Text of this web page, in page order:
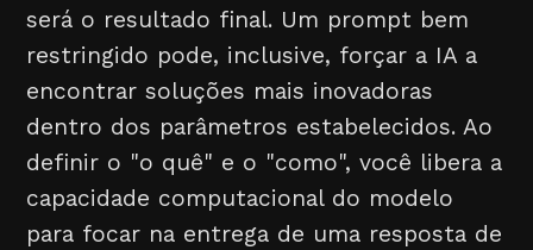
será o resultado final. Um prompt bem
restringido pode, inclusive, forçar a IA a
encontrar soluções mais inovadoras
dentro dos parâmetros estabelecidos. Ao
definir o "o quê" e o "como", você libera a
capacidade computacional do modelo
para focar na entrega de uma resposta de